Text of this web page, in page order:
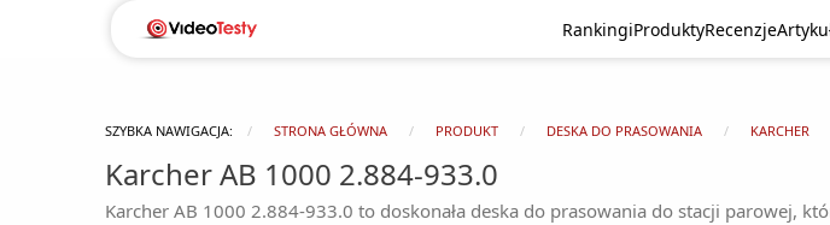
RankingiProduktyRecenzje
SZYBKA NAWIGACJA: STRONA GŁÓWNA PRODUKT DESKA DO PRASOWANIA KARCHER
Karcher AB 1000 2.884-933.0
Karcher AB 1000 2.884-933.0 to doskonała deska do prasowania do stacji parowej,